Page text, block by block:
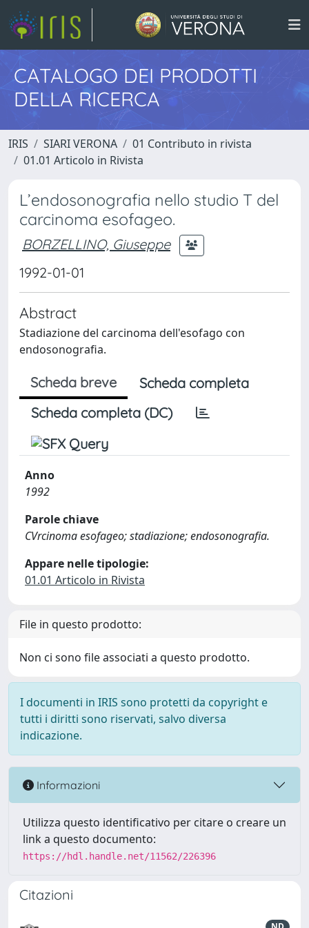
CATALOGO DEI PRODOTTI
DELLA RICERCA
IRIS SIARI VERONA
01 Contributo in rivista
01.01 Articolo in Rivista
L’endosonografia nello studio T del
carcinoma esofageo.
BORZELLINO, Giuseppe
1992-01-01
Abstract
Stadiazione del carcinoma dell'esofago con
endosonografia.
Scheda breve
Scheda completa
Scheda completa (DC)
Anno
1992
Parole chiave
CVrcinoma esofageo; stadiazione; endosonografia.
Appare nelle tipologie:
01.01 Articolo in Rivista
File in questo prodotto:
Non ci sono file associati a questo prodotto.
I documenti in IRIS sono protetti da copyright e
tutti i diritti sono riservati, salvo diversa
indicazione.
Informazioni
Utilizza questo identificativo per citare o creare un
link a questo documento:
https://hdl.handle.net/11562/226396
Citazioni